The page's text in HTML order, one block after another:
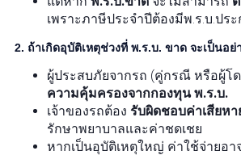
เพราะภาษีประจำปีต้องมีพ.ร.บ.ปร
2. ถ้าเกิดอุบัติเหตุช่วงที่ พ.ร.บ. ขาด จะเป็นอย่
ผู้ประสบภัยจากรถ (คู่กรณี หรือผู้โ
ความคุ้มครองจากกองทุน พ.ร.บ.
เจ้าของรถต้อง รับผิดชอบค่าเสียหา
รักษาพยาบาลและค่าชดเชย
หากเป็นอุบัติเหตุใหญ่ ค่าใช้จ่ายอ